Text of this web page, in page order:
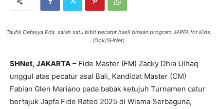
Taufik Defasya Eda, salah satu bibit pecatur hasil binaan program JAPFA for Kids.
(Dok/SHNet).
SHNet, JAKARTA – Fide Master (FM) Zacky Dhia Ulhaq
unggul atas pecatur asal Bali, Kandidat Master (CM)
Fabian Glen Mariano pada babak ketujuh Turnamen catur
bertajuk Japfa Fide Rated 2025 di Wisma Serbaguna,